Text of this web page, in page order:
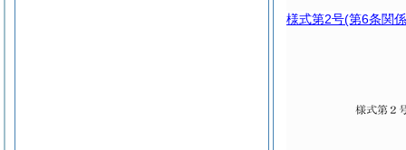
様式第2号(第6条関